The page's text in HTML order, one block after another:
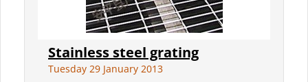
Stainless steel grating
Tuesday 29 January 2013